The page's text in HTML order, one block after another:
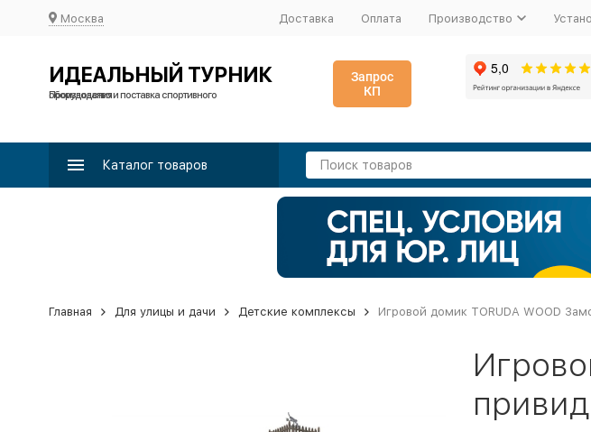
Москва Доставка Оплата Производство
ИДЕАЛЬНЫЙ ТУРНИК
Производство и поставка спортивного оборудования
Запрос
КП
Каталог товаров
Главная Для улицы и дачи Детские комплексы Игровой домик TORUDA WOOD